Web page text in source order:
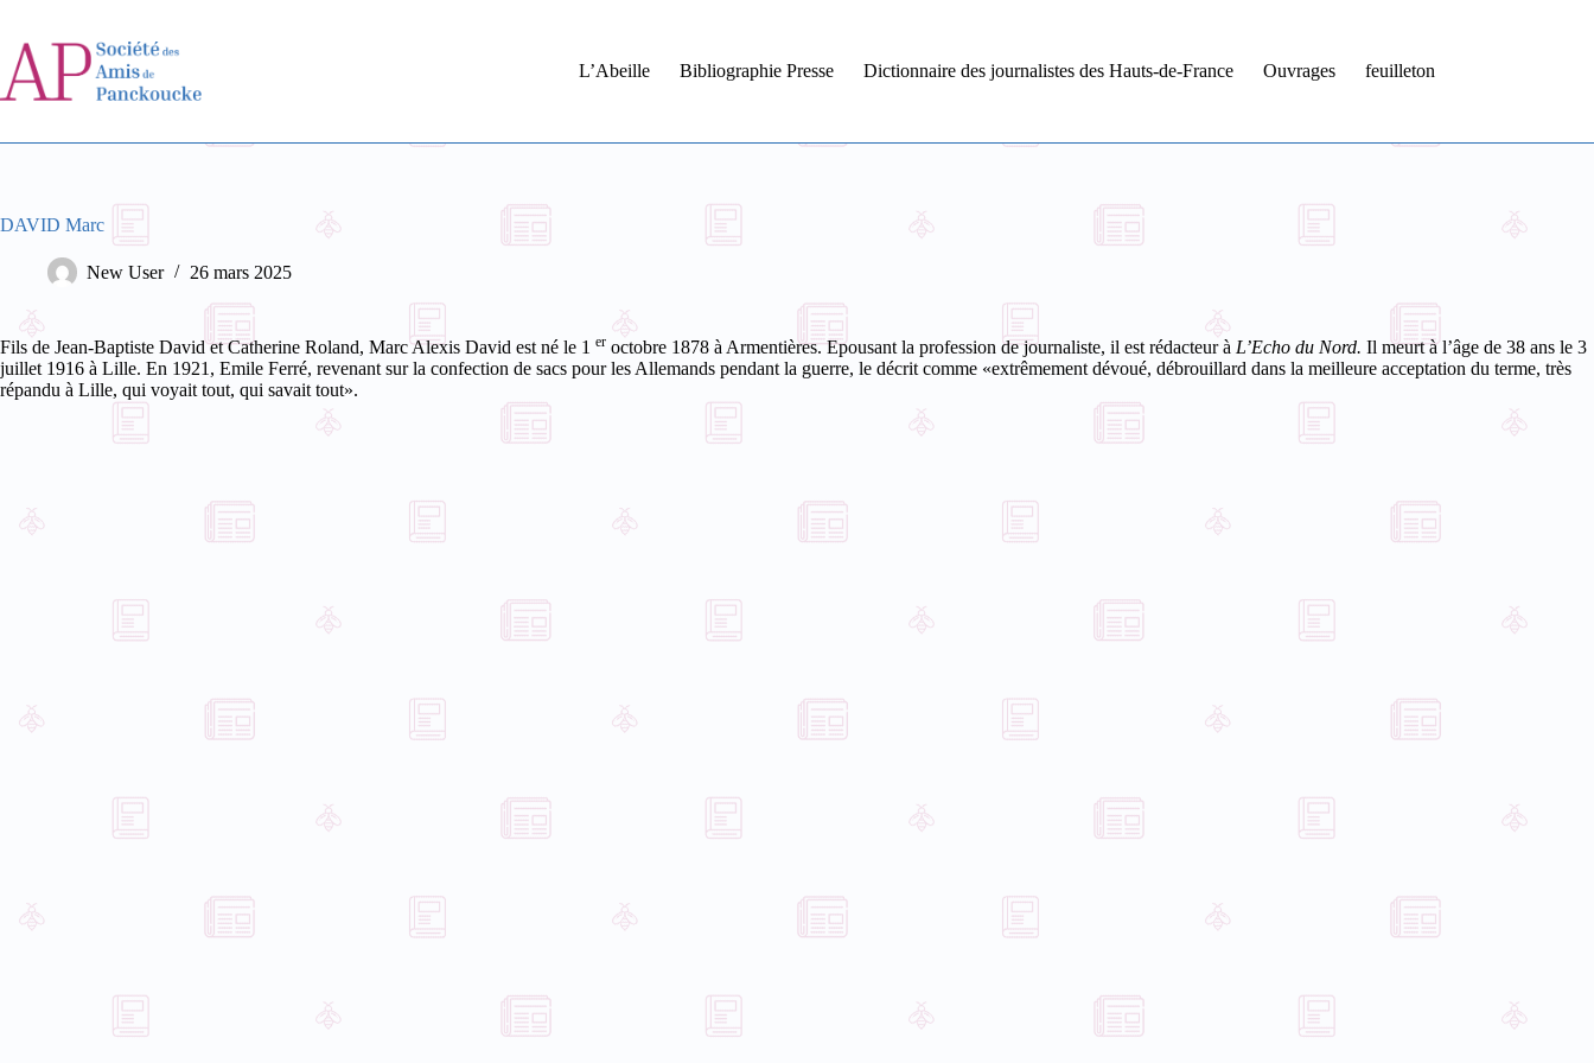
contenu
L’Abeille
Bibliographie Presse Dictionnaire des journalistes des Hauts-de-France Ouvrages feuilleton
DAVID Marc
New User 26 mars 2025
Fils de Jean-Baptiste David et Catherine Roland, Marc Alexis David est né le 1 er octobre 1878 à Armentières. Epousant la profession de journaliste, il est rédacteur à L’Echo du Nord. Il meurt à l’âge de 38 ans le 3
juillet 1916 à Lille. En 1921, Emile Ferré, revenant sur la confection de sacs pour les Allemands pendant la guerre, le décrit comme «extrêmement dévoué, débrouillard dans la meilleure acceptation du terme, très
répandu à Lille, qui voyait tout, qui savait tout».